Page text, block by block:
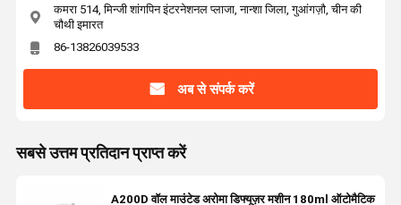
कमरा 514, मिन्जी शांगपिन इंटरनेशनल प्लाजा, नान्शा जिला, गुआंगज़ौ, चीन की
चौथी इमारत
86-13826039533
अब से संपर्क करें
सबसे उत्तम प्रतिदान प्राप्त करें
A200D वॉल माउंटेड अरोमा डिफ्यूज़र मशीन 180ml ऑटोमैटिक